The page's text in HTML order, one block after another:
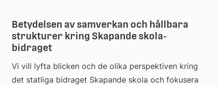
Betydelsen av samverkan och hållbara
strukturer kring Skapande skola-
bidraget
Vi vill lyfta blicken och de olika perspektiven kring
det statliga bidraget Skapande skola och fokusera